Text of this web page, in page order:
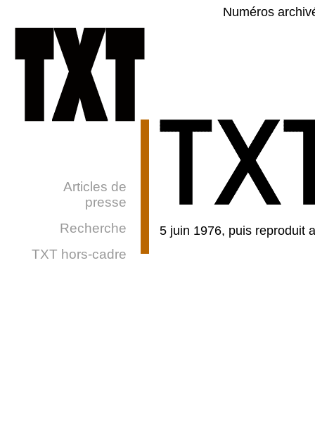
5 juin 1976, puis reproduit
Articles de
presse
Recherche
TXT hors-cadre
Numéros